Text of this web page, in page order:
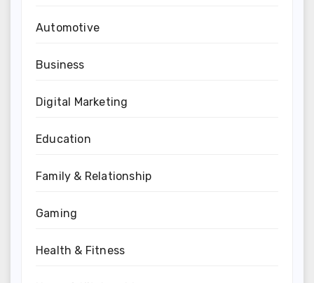
Automotive
Business
Digital Marketing
Education
Family & Relationship
Gaming
Health & Fitness